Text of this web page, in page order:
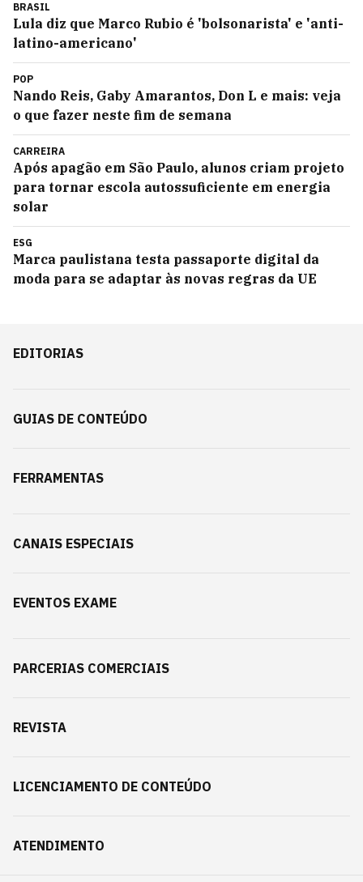
BRASIL
Lula diz que Marco Rubio é 'bolsonarista' e 'anti-
latino-americano'
POP
Nando Reis, Gaby Amarantos, Don L e mais: veja
o que fazer neste fim de semana
CARREIRA
Após apagão em São Paulo, alunos criam projeto
para tornar escola autossuficiente em energia
solar
ESG
Marca paulistana testa passaporte digital da
moda para se adaptar às novas regras da UE
EDITORIAS
GUIAS DE CONTEÚDO
FERRAMENTAS
CANAIS ESPECIAIS
EVENTOS EXAME
PARCERIAS COMERCIAIS
REVISTA
LICENCIAMENTO DE CONTEÚDO
ATENDIMENTO